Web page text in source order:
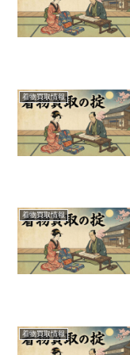
着物買取情報
着物買取情報
着物買取情報